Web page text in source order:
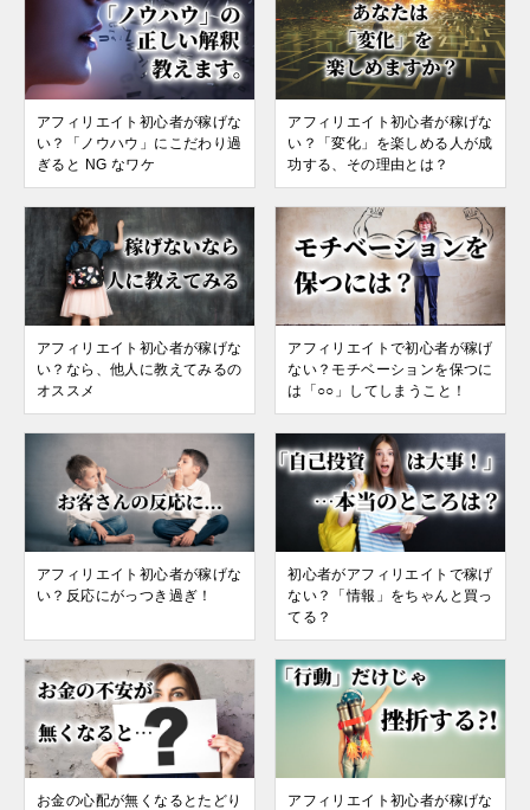
アフィリエイト初心者が稼げな
い？「ノウハウ」にこだわり過
ぎると NG なワケ
アフィリエイト初心者が稼げな
い？「変化」を楽しめる人が成
功する、その理由とは？
アフィリエイト初心者が稼げな
い？なら、他人に教えてみるの
オススメ
アフィリエイトで初心者が稼げ
ない？モチベーションを保つに
は「○○」してしまうこと！
アフィリエイト初心者が稼げな
い？反応にがっつき過ぎ！
初心者がアフィリエイトで稼げ
ない？「情報」をちゃんと買っ
てる？
お金の心配が無くなるとたどり
アフィリエイト初心者が稼げな